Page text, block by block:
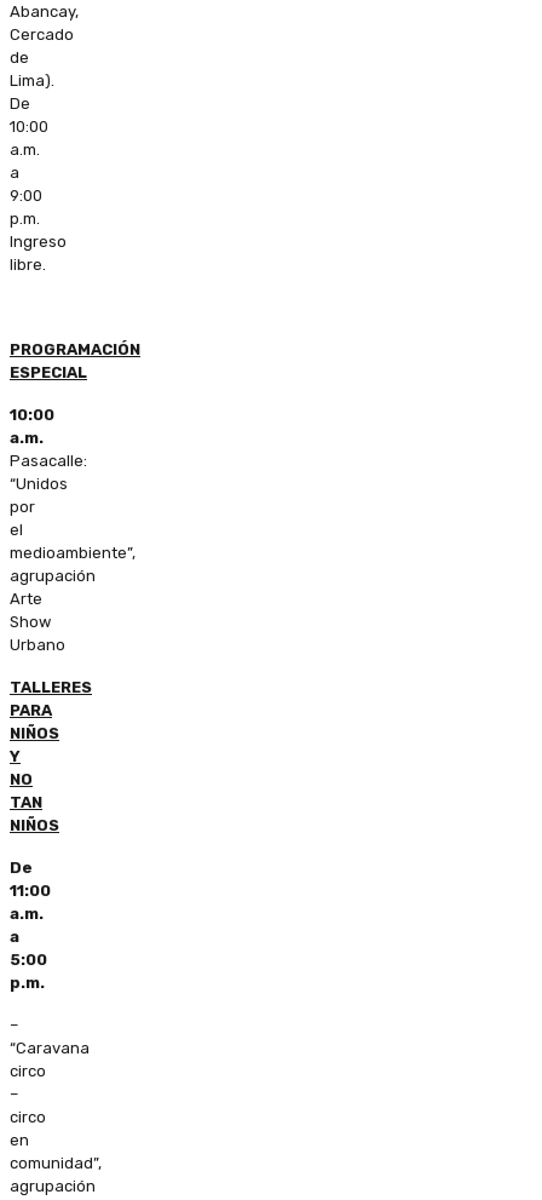
Abancay,
Cercado
de
Lima).
De
10:00
a.m.
a
9:00
p.m.
Ingreso
libre.
PROGRAMACIÓN
ESPECIAL
10:00
a.m.
Pasacalle:
“Unidos
por
el
medioambiente”,
agrupación
Arte
Show
Urbano
TALLERES
PARA
NIÑOS
Y
NO
TAN
NIÑOS
De
11:00
a.m.
a
5:00
p.m.
–
“Caravana
circo
–
circo
en
comunidad”,
agrupación